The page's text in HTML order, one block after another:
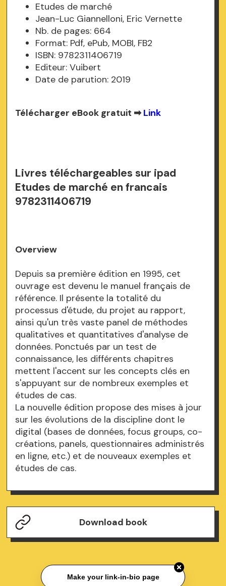
Etudes de marché
Jean-Luc Giannelloni, Eric Vernette
Nb. de pages: 664
Format: Pdf, ePub, MOBI, FB2
ISBN: 9782311406719
Editeur: Vuibert
Date de parution: 2019
Télécharger eBook gratuit ➡Link
Livres téléchargeables sur ipad
Etudes de marché en francais
9782311406719
Overview
Depuis sa première édition en 1995, cet
ouvrage est devenu le manuel français de
référence. Il présente la totalité du
processus d'étude, du projet au rapport,
ainsi qu'un très vaste panel de méthodes
qualitatives et quantitatives d'analyse de
données. Ponctués par un test de
connaissance, les différents chapitres
mettent l'accent sur les concepts clés en
s'appuyant sur de nombreux exemples et
études de cas.
La nouvelle édition propose des mises à jour
sur les évolutions de la discipline dont le
digital (bases de données, focus groups, co-
créations, panels, questionnaires administrés
en ligne, etc.) et de nouveaux exemples et
études de cas.
Download book
Make your link-in-bio page